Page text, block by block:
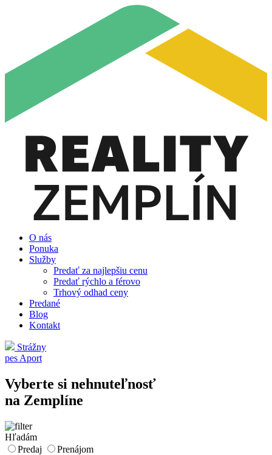
O nás
Ponuka
Služby
Predať za najlepšiu cenu
Predať rýchlo a férovo
Trhový odhad ceny
Predané
Blog
Kontakt
Strážny
pes Aport
Vyberte si nehnuteľnosť
na Zemplíne
Hľadám
Predaj
Prenájom